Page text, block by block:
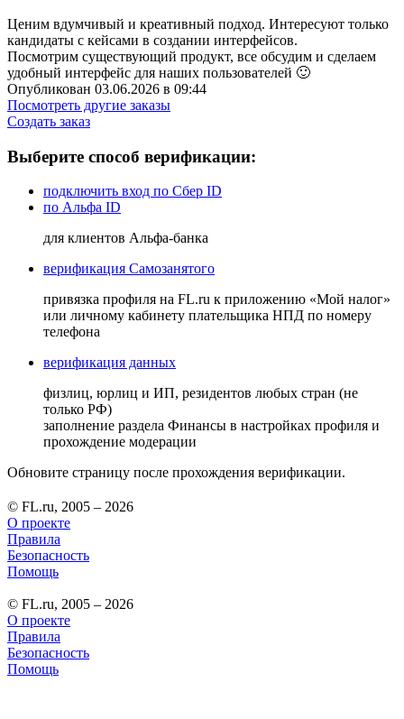
Ценим вдумчивый и креативный подход. Интересуют только
кандидаты с кейсами в создании интерфейсов.
Посмотрим существующий продукт, все обсудим и сделаем
удобный интерфейс для наших пользователей 🙂
Опубликован 03.06.2026 в 09:44
Посмотреть другие заказы
Создать заказ
Выберите способ верификации:
подключить вход по Сбер ID
по Альфа ID
для клиентов Альфа-банка
верификация Самозанятого
привязка профиля на FL.ru к приложению «Мой налог»
или личному кабинету плательщика НПД по номеру
телефона
верификация данных
физлиц, юрлиц и ИП, резидентов любых стран (не
только РФ)
заполнение раздела Финансы в настройках профиля и
прохождение модерации
Обновите страницу после прохождения верификации.
© FL.ru, 2005 – 2026
О проекте
Правила
Безопасность
Помощь
© FL.ru, 2005 – 2026
О проекте
Правила
Безопасность
Помощь